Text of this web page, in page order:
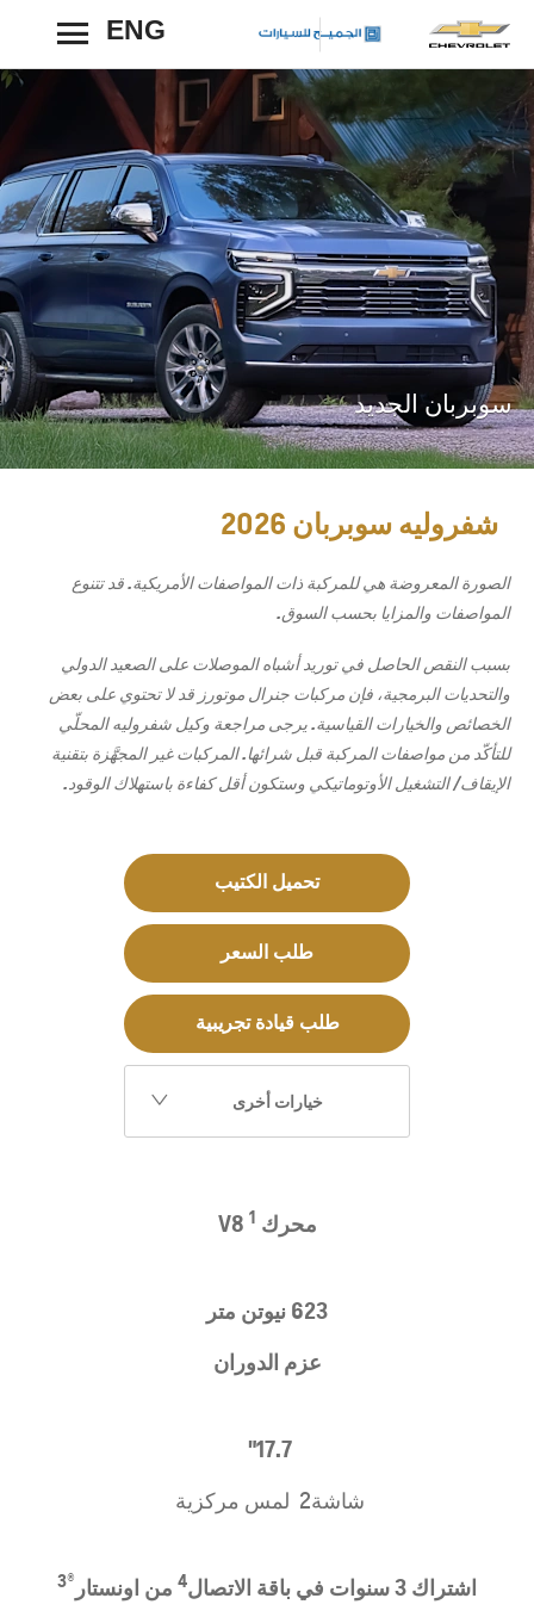
ENG رجوع
سوبربان الجديد
شفروليه سوبربان 2026
الصورة المعروضة هي للمركبة ذات المواصفات الأمريكية. قد تتنوع
المواصفات والمزايا بحسب السوق.
بسبب النقص الحاصل في توريد أشباه الموصلات على الصعيد الدولي
والتحديات البرمجية، فإن مركبات جنرال موتورز قد لا تحتوي على بعض
الخصائص والخيارات القياسية. يرجى مراجعة وكيل شفروليه المحلّي
للتأكّد من مواصفات المركبة قبل شرائها. المركبات غير المجهَّزة بتقنية
الإيقاف/ التشغيل الأوتوماتيكي وستكون أقل كفاءة باستهلاك الوقود.
تحميل الكتيب
طلب السعر
طلب قيادة تجريبية
خيارات أخرى
​محرك V8
623نيوتن متر
عزم الدوران
​17.7"
شاشة​2 لمس مركزية
اشتراك3سنوات في باقة الاتصال 4من اونستار 3